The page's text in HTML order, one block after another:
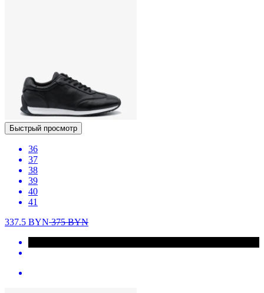
Быстрый просмотр
36
37
38
39
40
41
337.5 BYN375BYN